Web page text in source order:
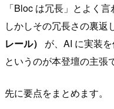
「Bloc は冗長」とよく言
しかしその冗長さの裏返
レール）
が、AI に実装
というのが本登壇の主張
先に要点をまとめます。